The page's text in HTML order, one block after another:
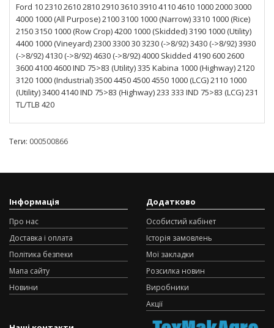
Ford 10 2310 2610 2810 2910 3610 3910 4110 4610 1000 2000 3000
4000 1000 (All Purpose) 2100 3100 1000 (Narrow) 3310 1000 (Rice)
2150 3150 1000 (Row Crop) 4200 1000 (Skidded) 3190 1000 (Utility)
4400 1000 (Vineyard) 2300 3300 30 3230 (->8/92) 3430 (->8/92) 3930
(->8/92) 4130 (->8/92) 4630 (->8/92) 4000 Skidded 4190 600 2600
3600 4100 4600 IND 75>83 (Utility) 335 Kabina 1000 (Highway) 2120
3120 1000 (Industrial) 3500 4450 4500 4550 1000 (LCG) 2110 1000
(Utility) 3400 4140 IND 75>83 (Highway) 233 333 IND 75>83 (LCG) 231
TL/TLB 420
Теги: 000500866
Інформація
Про нас
Доставка і оплата
Політика безпеки
Мапа сайту
Новини
Додатково
Особистий кабінет
Історія замовлень
Мої закладки
Розсилка новин
Виробники
Акції